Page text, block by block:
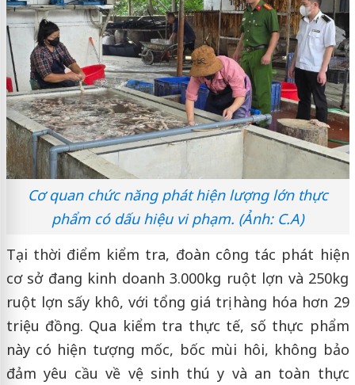
Cơ quan chức năng phát hiện lượng lớn thực
phẩm có dấu hiệu vi phạm. (Ảnh: C.A)
Tại thời điểm kiểm tra, đoàn công tác phát hiện
cơ sở đang kinh doanh 3.000kg ruột lợn và 250kg
ruột lợn sấy khô, với tổng giá trị hàng hóa hơn 29
triệu đồng. Qua kiểm tra thực tế, số thực phẩm
này có hiện tượng mốc, bốc mùi hôi, không bảo
đảm yêu cầu về vệ sinh thú y và an toàn thực